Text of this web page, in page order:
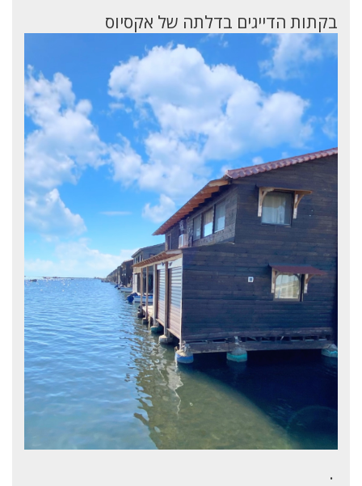
בקתות הדייגים בדלתה של אקסיוס
.